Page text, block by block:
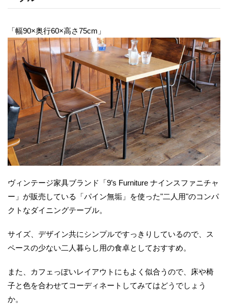
「幅90×奥行60×高さ75cm」
ヴィンテージ家具ブランド「9’s Furniture ナインスファニチャ
ー」が販売している「パイン無垢」を使った"二人用"のコンパ
クトなダイニングテーブル。
サイズ、デザイン共にシンプルですっきりしているので、ス
ペースの少ない二人暮らし用の食卓としておすすめ。
また、カフェっぽいレイアウトにもよく似合うので、床や椅
子と色を合わせてコーディネートしてみてはどうでしょう
か。